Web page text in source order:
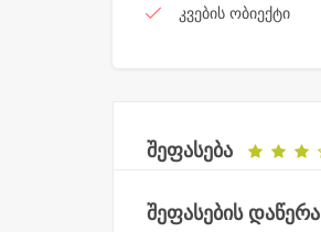
კვების ობიექტი
შეფასება
შეფასების დაწერა